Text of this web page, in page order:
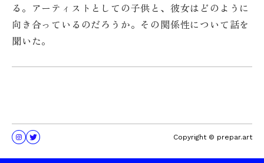
る。アーティストとしての子供と、彼女はどのように
向き合っているのだろうか。その関係性について話を
聞いた。
Copyright © prepar.art